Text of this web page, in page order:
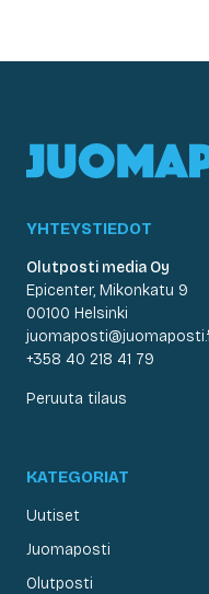
YHTEYSTIEDOT
Olutposti media Oy
Epicenter, Mikonkatu 9
00100 Helsinki
+358 40 218 41 79
Peruuta tilaus
KATEGORIAT
Uutiset
Juomaposti
Olutposti